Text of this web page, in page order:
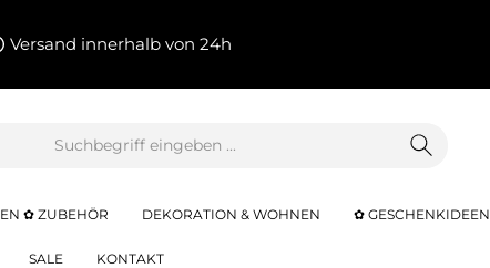
Versand innerhalb von 24h
✿ ZUBEHÖR DEKORATION & WOHNEN ✿ GESCHENKIDEEN
SALE KONTAKT